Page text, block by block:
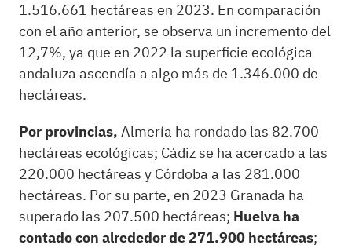
1.516.661 hectáreas en 2023. En comparación
con el año anterior, se observa un incremento del
12,7%, ya que en 2022 la superficie ecológica
andaluza ascendía a algo más de 1.346.000 de
hectáreas.
Por provincias, Almería ha rondado las 82.700
hectáreas ecológicas; Cádiz se ha acercado a las
220.000 hectáreas y Córdoba a las 281.000
hectáreas. Por su parte, en 2023 Granada ha
superado las 207.500 hectáreas; Huelva ha
contado con alrededor de 271.900 hectáreas;